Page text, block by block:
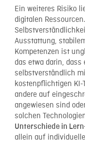
Ein weiteres Risiko
digitalen
Ausstattung,
Kompetenzen ist
das etwa darin, dass
selbstverständlich
kostenpflichtigen KI-
andere auf
angewiesen sind
solchen
Unterschiede in
allein auf